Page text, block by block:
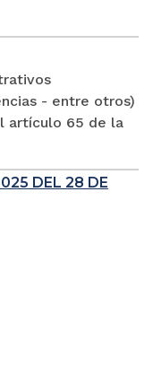
- entre otros)
artículo 65 de la
DEL 28 DE